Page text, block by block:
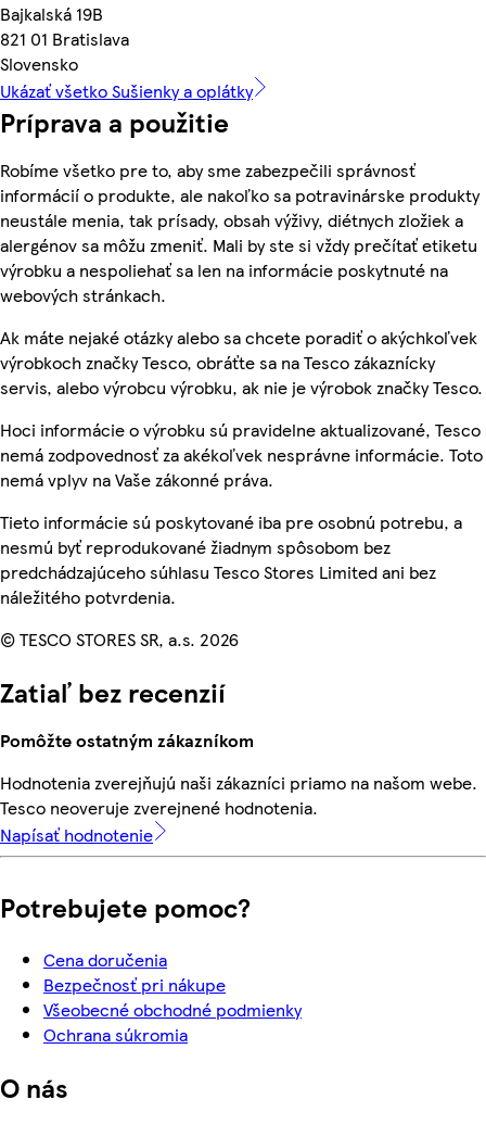
Bajkalská 19B
821 01 Bratislava
Slovensko
Ukázať všetko Sušienky a oplátky
Príprava a použitie
Robíme všetko pre to, aby sme zabezpečili správnosť
informácií o produkte, ale nakoľko sa potravinárske produkty
neustále menia, tak prísady, obsah výživy, diétnych zložiek a
alergénov sa môžu zmeniť. Mali by ste si vždy prečítať etiketu
výrobku a nespoliehať sa len na informácie poskytnuté na
webových stránkach.
Ak máte nejaké otázky alebo sa chcete poradiť o akýchkoľvek
výrobkoch značky Tesco, obráťte sa na Tesco zákaznícky
servis, alebo výrobcu výrobku, ak nie je výrobok značky Tesco.
Hoci informácie o výrobku sú pravidelne aktualizované, Tesco
nemá zodpovednosť za akékoľvek nesprávne informácie. Toto
nemá vplyv na Vaše zákonné práva.
Tieto informácie sú poskytované iba pre osobnú potrebu, a
nesmú byť reprodukované žiadnym spôsobom bez
predchádzajúceho súhlasu Tesco Stores Limited ani bez
náležitého potvrdenia.
© TESCO STORES SR, a.s. 2026
Zatiaľ bez recenzií
Pomôžte ostatným zákazníkom
Hodnotenia zverejňujú naši zákazníci priamo na našom webe.
Tesco neoveruje zverejnené hodnotenia.
Napísať hodnotenie
Potrebujete pomoc?
Cena doručenia
Bezpečnosť pri nákupe
Všeobecné obchodné podmienky
Ochrana súkromia
O nás